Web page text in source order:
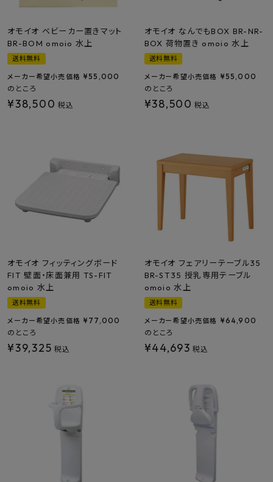
オモイオ ベビーカー置きマット
BR-BOM omoio 水上
送料無料
メーカー希望小売価格 ¥55,000
のところ
¥38,500 税込
オモイオ なんでもBOX BR-NR-
BOX 荷物置き omoio 水上
送料無料
メーカー希望小売価格 ¥55,000
のところ
¥38,500 税込
オモイオ フィッティングボード
FIT 壁面・床面兼用 TS-FIT
omoio 水上
送料無料
メーカー希望小売価格 ¥ 77,000
のところ
¥39,325 税込
オモイオ フェアリーテーブル35
BR-ST35 授乳専用テーブル
omoio 水上
送料無料
メーカー希望小売価格 ¥ 64,900
のところ
¥44,693 税込